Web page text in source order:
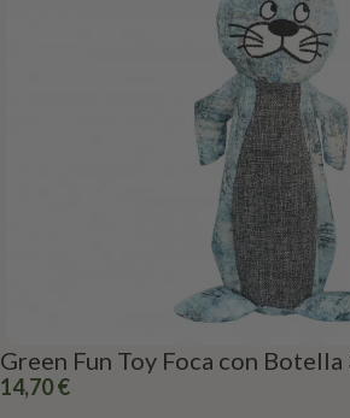
Green Fun Toy Foca con
14,70€